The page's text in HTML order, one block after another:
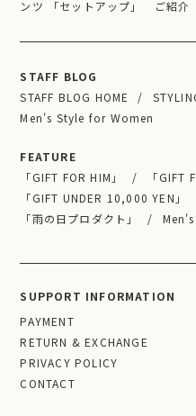
ンツ 「セットアップ」 ご紹介
STAFF BLOG
STAFF BLOG HOME
Men's Style for Women
FEATURE
「GIFT FOR HIM」
「GIFT
「GIFT UNDER 10,000 YEN」
「雨の日プロダクト」
SUPPORT INFORMATION
PAYMENT
RETURN & EXCHANGE
PRIVACY POLICY
CONTACT